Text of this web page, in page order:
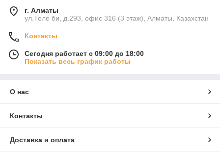
г. Алматы
ул.Толе би, д.293, офис 316 (3 этаж), Алматы, Казахстан
Контакты
Сегодня работает с 09:00 до 18:00
Показать весь график работы
О нас
Контакты
Доставка и оплата